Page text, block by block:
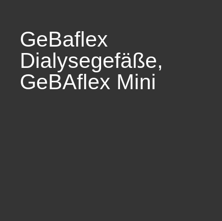
GeBaflex
Dialysegefäße,
GeBAflex Mini